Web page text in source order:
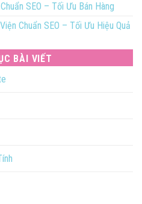
SEO – Tối Ưu Bán Hàng
Chuẩn SEO – Tối Ưu Hiệu Quả
BÀI VIẾT